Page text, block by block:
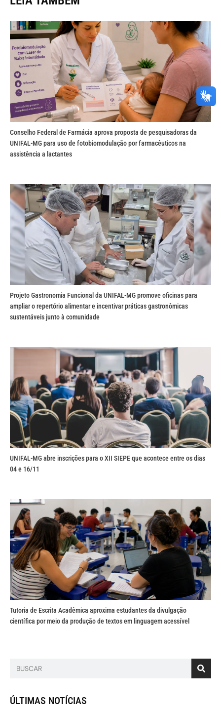
Conselho Federal de Farmácia aprova proposta de pesquisadoras da
UNIFAL-MG para uso de fotobiomodulação por farmacêuticos na
assistência a lactantes
Projeto Gastronomia Funcional da UNIFAL-MG promove oficinas para
ampliar o repertório alimentar e incentivar práticas gastronômicas
sustentáveis junto à comunidade
UNIFAL-MG abre inscrições para o XII SIEPE que acontece entre os dias
04 e 16/11
Tutoria de Escrita Acadêmica aproxima estudantes da divulgação
científica por meio da produção de textos em linguagem acessível
ÚLTIMAS NOTÍCIAS